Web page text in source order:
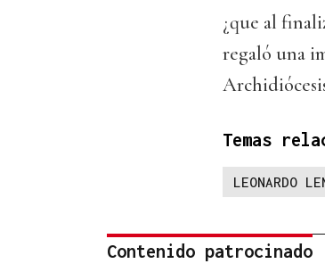
¿que al
regaló una
Temas
LEONARDO
Contenido patrocinado